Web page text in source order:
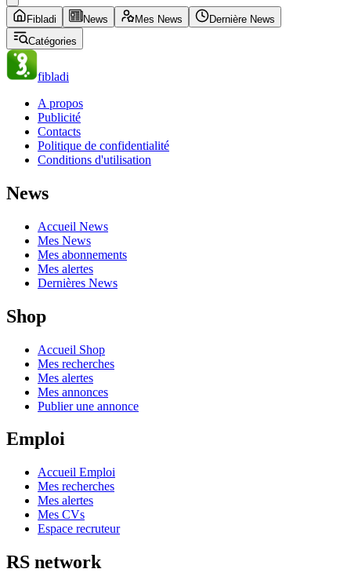
Fibladi News Mes News
Dernière News
Catégories
fibladi
A propos
Publicité
Contacts
Politique de confidentialité
Conditions d'utilisation
News
Accueil News
Mes News
Mes abonnements
Mes alertes
Dernières News
Shop
Accueil Shop
Mes recherches
Mes alertes
Mes annonces
Publier une annonce
Emploi
Accueil Emploi
Mes recherches
Mes alertes
Mes CVs
Espace recruteur
RS network